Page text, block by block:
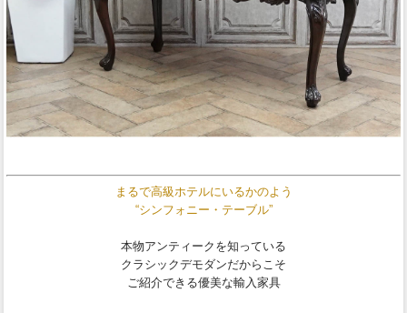
まるで高級ホテルにいるかのよう
“シンフォニー・テーブル”
本物アンティークを知っている
クラシックデモダンだからこそ
ご紹介できる優美な輸入家具